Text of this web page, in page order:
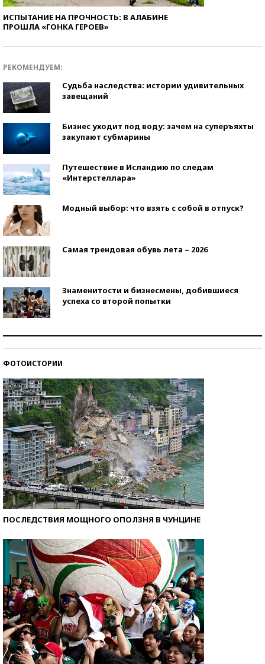
ИСПЫТАНИЕ НА ПРОЧНОСТЬ: В АЛАБИНЕ
ПРОШЛА «ГОНКА ГЕРОЕВ»
РЕКОМЕНДУЕМ:
Судьба наследства: истории удивительных
завещаний
Бизнес уходит под воду: зачем на суперъяхты
закупают субмарины
Путешествие в Исландию по следам
«Интерстеллара»
Модный выбор: что взять с собой в отпуск?
Самая трендовая обувь лета – 2026
Знаменитости и бизнесмены, добившиеся
успеха со второй попытки
ФОТОИСТОРИИ
ПОСЛЕДСТВИЯ МОЩНОГО ОПОЛЗНЯ В ЧУНЦИНЕ